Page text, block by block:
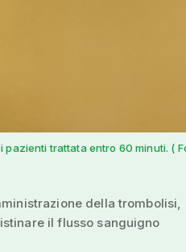
trattata entro 60 minuti. (
della trombolisi,
il flusso sanguigno